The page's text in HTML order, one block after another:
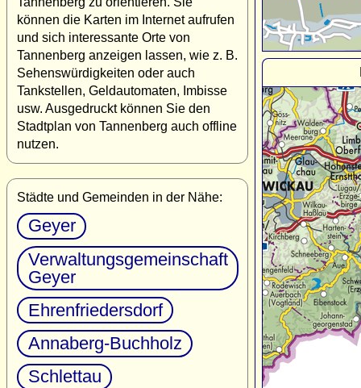
können die Karten im Internet aufrufen
und sich interessante Orte von
Tannenberg anzeigen lassen, wie z. B.
Sehenswürdigkeiten oder auch
Tankstellen, Geldautomaten, Imbisse
usw. Ausgedruckt können Sie den
Stadtplan von Tannenberg auch offline
nutzen.
Städte und Gemeinden in der Nähe:
Geyer
Verwaltungsgemeinschaft
Geyer
Ehrenfriedersdorf
Annaberg-Buchholz
Schlettau